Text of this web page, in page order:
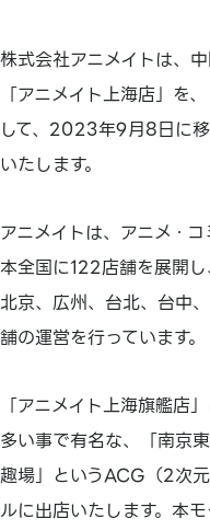
株式会社アニメイトは、
「アニメイト上海店」を
して、2023年9月8日に
いたします。
アニメイトは、アニメ・
本全国に122店舗を展開し
北京、広州、台北、台中
舗の運営を行っています。
「アニメイト上海旗艦店
多い事で有名な、「南京
趣場」というACG（2次
ルに出店いたします。本